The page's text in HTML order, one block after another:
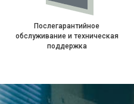
Послегарантийное
обслуживание и техническая
поддержка